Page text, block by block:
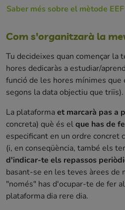
Saber més sobre el mètode EEF
Com s'organitzarà la
Tu decideixes quan començar la
hores dedicaràs a estudiar/
funció de les hores mínimes que
segons la data objectiu que triïs).
La plataformaet marcarà pas a
concreta) què és elque has de
especificant en un ordre concret
(i, en conseqüència, també els
d'indicar-te els repassos
basant-se en les teves àrees de
"només" has d'ocupar-te de fer
plataforma dia rere dia.